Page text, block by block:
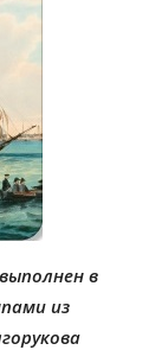
в
из